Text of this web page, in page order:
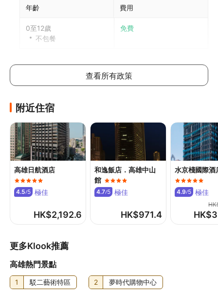
年齡 費用
0至12歲
不包餐
免費
每間房可允許最多2位12歲或以下兒童與成人共用床鋪。如攜
帶更多兒童，請參考以下說明，具體政策因酒店而異
加床政策
如有兒童同行或額外住客可能需支付額外費用，詳情請向酒
店查詢
寵物政策
不可攜帶寵物
其他費用
自助早餐費用：成人 TWD750 至 980，小童 TWD180 至
380 (大約金額)
金額亦可能會有所變動。
食物及飲品
此酒店設有 3 間餐廳，而 酉名酉丁 正是其一，讓你享用日本
菜。想留在房中的話，你亦可善用客房送餐服務 (部分時
查看所有政策
附近住宿
高雄日航酒店
4.5/5 極佳
HK$2,192.6
和逸飯店．高雄中山
館
4.7/5 極佳
HK$971.4
水京棧國際酒
4.9/5 極佳
HK$
更多Klook推薦
高雄熱門景點
1 駁二藝術特區 2 夢時代購物中心